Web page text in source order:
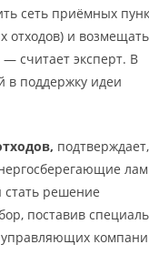
сеть приёмных
отходов) и возмещать
считает эксперт. В
в поддержку идеи
стать решение
поставив
управляющих